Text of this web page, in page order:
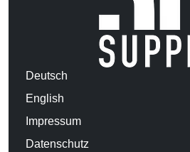
Deutsch
English
Impressum
Datenschutz